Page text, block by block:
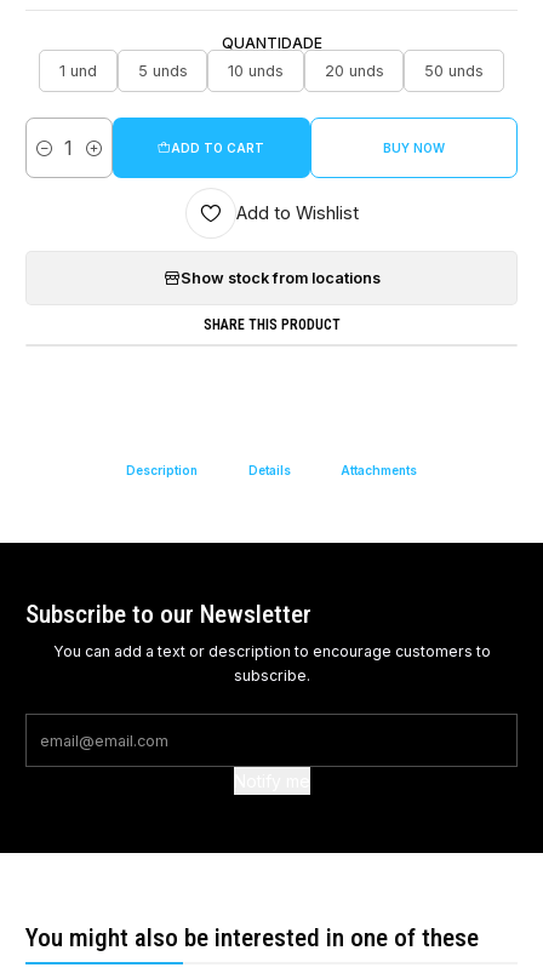
QUANTIDADE
1 und
5 unds 10 unds 20 unds 50 unds
Quantity
ADD TO CART BUY NOW
Add to Wishlist
Show stock from locations
SHARE THIS PRODUCT
Description Details Attachments
Subscribe to our Newsletter
You can add a text or description to encourage customers to
subscribe.
You might also be interested in one of these